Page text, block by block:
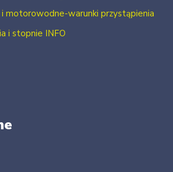
i motorowodne-warunki przystąpienia
i stopnie INFO